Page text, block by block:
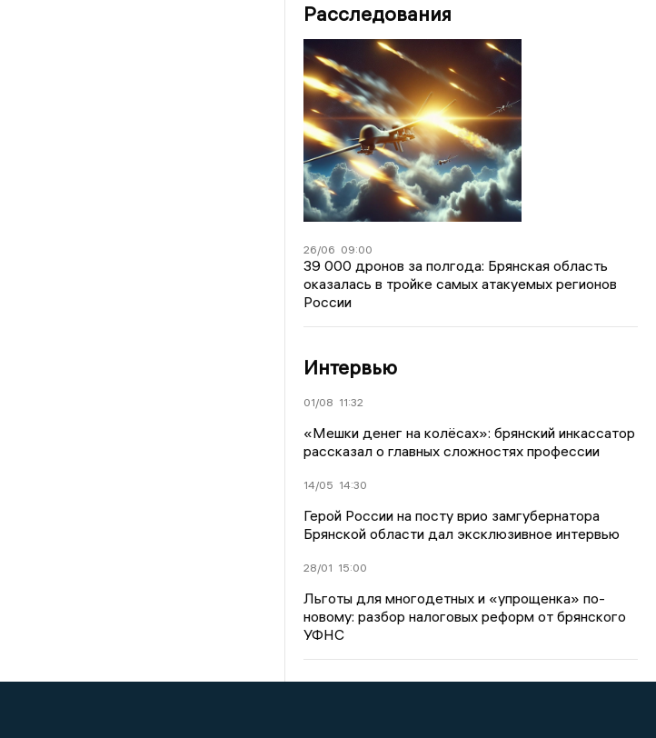
Расследования
26/06 09:00
39 000 дронов за полгода: Брянская область
оказалась в тройке самых атакуемых регионов
России
Интервью
01/08 11:32
«Мешки денег на колёсах»: брянский инкассатор
рассказал о главных сложностях профессии
14/05 14:30
Герой России на посту врио замгубернатора
Брянской области дал эксклюзивное интервью
28/01 15:00
Льготы для многодетных и «упрощенка» по-
новому: разбор налоговых реформ от брянского
УФНС